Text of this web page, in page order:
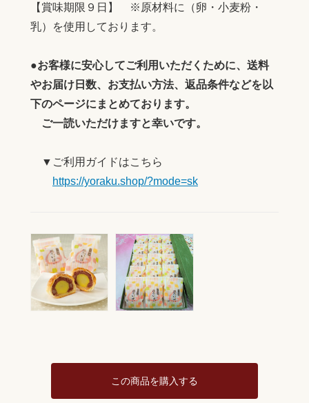
【賞味期限９日】 ※原材料に（卵・小麦粉・
乳）を使用しております。
●お客様に安心してご利用いただくために、送料
やお届け日数、お支払い方法、返品条件などを以
下のページにまとめております。
ご一読いただけますと幸いです。
▼ご利用ガイドはこちら
https://yoraku.shop/?mode=sk
この商品を購入する